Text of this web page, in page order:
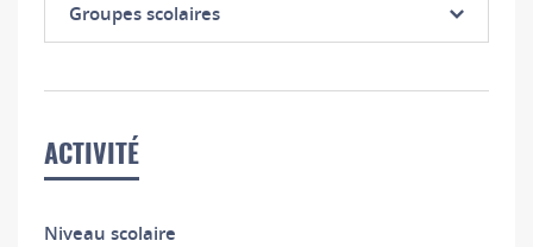
Groupes scolaires
ACTIVITÉ
Niveau scolaire